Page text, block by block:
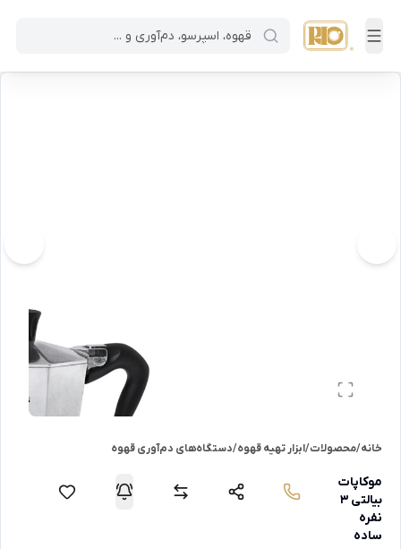
خانه/محصولات/ابزار تهیه قهوه/دستگاه‌های دم‌آوری قهوه
موکاپات
بیالتی 3
نفره
ساده